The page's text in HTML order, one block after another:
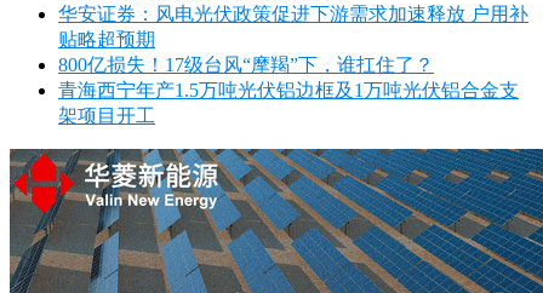
华安证券：风电光伏政策促进下游需求加速释放 户用补
贴略超预期
800亿损失！17级台风“摩羯”下，谁扛住了？
青海西宁年产1.5万吨光伏铝边框及1万吨光伏铝合金支
架项目开工